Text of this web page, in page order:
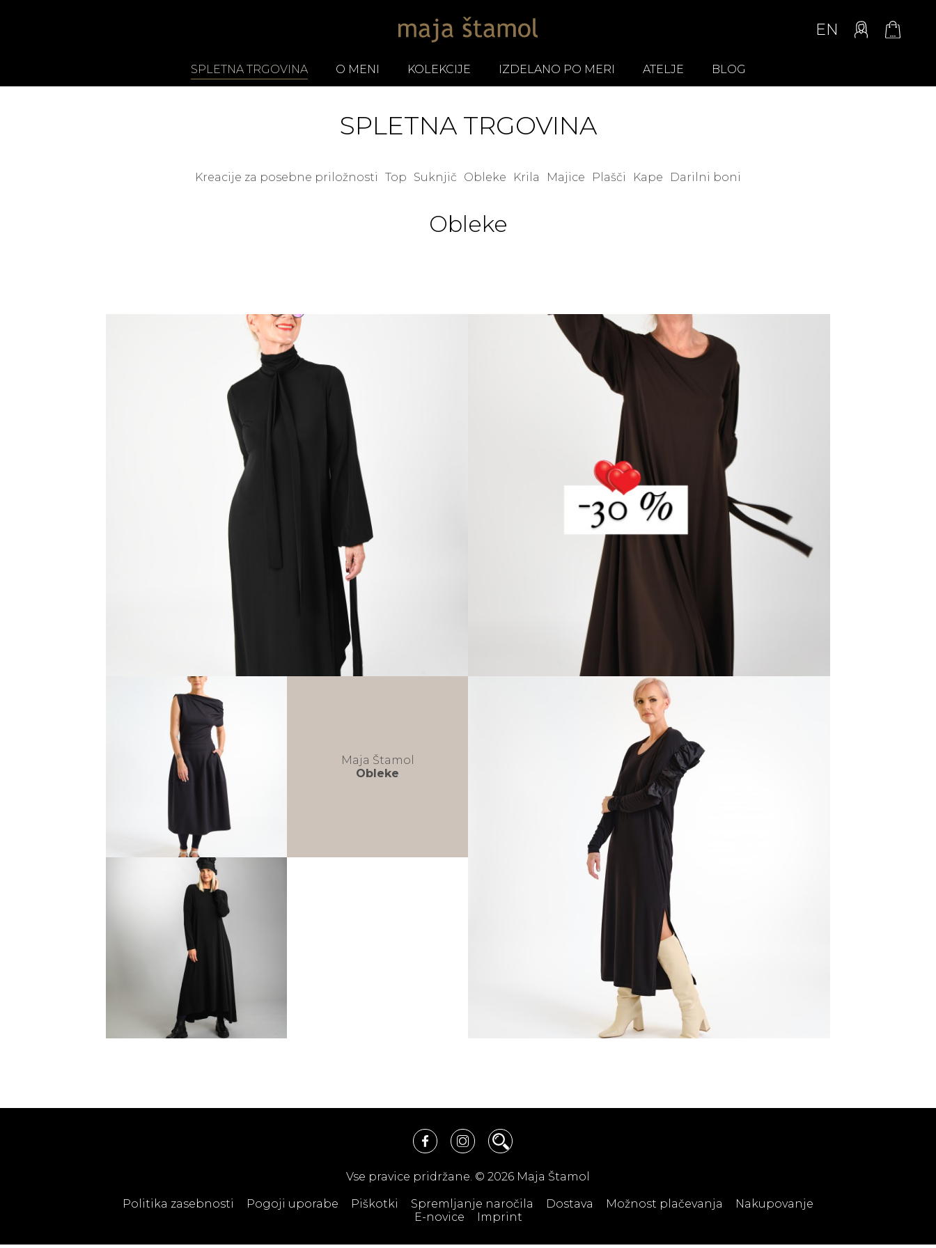
EN
SPLETNA TRGOVINA O MENI KOLEKCIJE IZDELANO PO MERI ATELJE BLOG
SPLETNA TRGOVINA
Kreacije za posebne priložnosti Top Suknjič Obleke Krila Majice Plašči Kape Darilni boni
Obleke
Maja Štamol
Obleke
Vse pravice pridržane. © 2026 Maja Štamol
Politika zasebnosti Pogoji uporabe Piškotki Spremljanje naročila Dostava Možnost plačevanja
Nakupovanje
E-novice
Imprint